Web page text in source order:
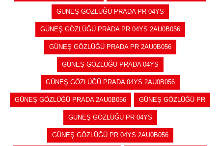
GÜNEŞ GÖZLÜĞÜ PRADA PR 04YS
GÜNEŞ GÖZLÜĞÜ PRADA PR 04YS 2AU0B056
GÜNEŞ GÖZLÜĞÜ PRADA PR 2AU0B056
GÜNEŞ GÖZLÜĞÜ PRADA 04YS
GÜNEŞ GÖZLÜĞÜ PRADA 04YS 2AU0B056
GÜNEŞ GÖZLÜĞÜ PRADA 2AU0B056 GÜNEŞ GÖZLÜĞÜ PR
GÜNEŞ GÖZLÜĞÜ PR 04YS
GÜNEŞ GÖZLÜĞÜ PR 04YS 2AU0B056